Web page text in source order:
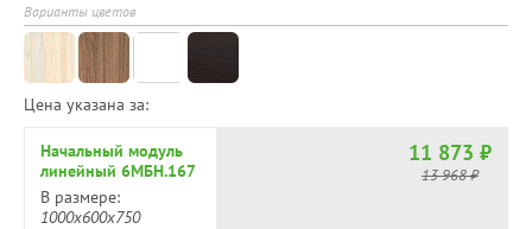
Варианты цветов
Цена указана за:
Начальный модуль
линейный 6МБН.167
В размере:
1000х600х750
11 873 ₽
13 968 ₽